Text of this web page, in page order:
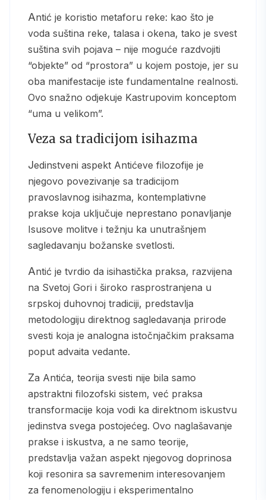
Antić je koristio metaforu reke: kao što je
voda suština reke, talasa i okena, tako je svest
suština svih pojava – nije moguće razdvojiti
“objekte” od “prostora” u kojem postoje, jer su
oba manifestacije iste fundamentalne realnosti.
Ovo snažno odjekuje Kastrupovim konceptom
“uma u velikom”.
Veza sa tradicijom isihazma
Jedinstveni aspekt Antićeve filozofije je
njegovo povezivanje sa tradicijom
pravoslavnog isihazma, kontemplativne
prakse koja uključuje neprestano ponavljanje
Isusove molitve i težnju ka unutrašnjem
sagledavanju božanske svetlosti.
Antić je tvrdio da isihastička praksa, razvijena
na Svetoj Gori i široko rasprostranjena u
srpskoj duhovnoj tradiciji, predstavlja
metodologiju direktnog sagledavanja prirode
svesti koja je analogna istočnjačkim praksama
poput advaita vedante.
Za Antića, teorija svesti nije bila samo
apstraktni filozofski sistem, već praksa
transformacije koja vodi ka direktnom iskustvu
jedinstva svega postojećeg. Ovo naglašavanje
prakse i iskustva, a ne samo teorije,
predstavlja važan aspekt njegovog doprinosa
koji resonira sa savremenim interesovanjem
za fenomenologiju i eksperimentalno